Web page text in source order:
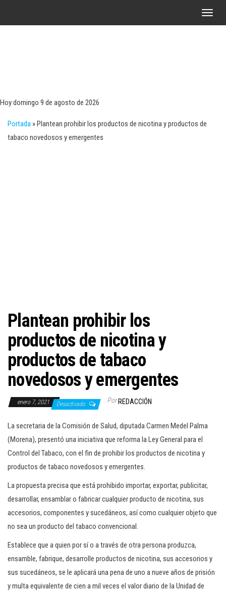
A
Hoy domingo 9 de agosto de 2026
Portada »Plantean prohibir los productos de nicotina y productos de
tabaco novedosos y emergentes
Plantean prohibir los
productos de nicotina y
productos de tabaco
novedosos y emergentes
enero 7, 2021 Desactivado Por REDACCIÓN
La secretaria de la Comisión de Salud, diputada Carmen Medel Palma
(Morena), presentó una iniciativa que reforma la Ley General para el
Control del Tabaco, con el fin de prohibir los productos de nicotina y
productos de tabaco novedosos y emergentes.
La propuesta precisa que está prohibido importar, exportar, publicitar,
desarrollar, ensamblar o fabricar cualquier producto de nicotina, sus
accesorios, componentes y sucedáneos, así como cualquier objeto que
no sea un producto del tabaco convencional.
Establece que a quien por sí o a través de otra persona produzca,
ensamble, fabrique, desarrolle productos de nicotina, sus accesorios y
sus sucedáneos, se le aplicará una pena de uno a nueve años de prisión
y multa equivalente de cien a mil veces el valor diario de la Unidad de